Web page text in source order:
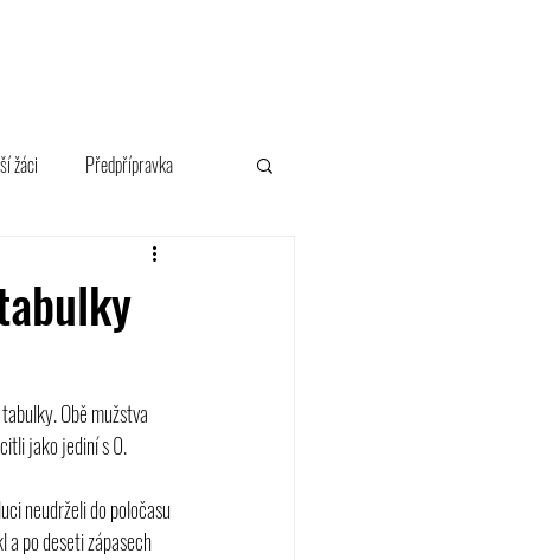
žáci Předpřípravka
Obě mužstva
jako jediní s 0.
neudrželi do poločasu
a po deseti zápasech